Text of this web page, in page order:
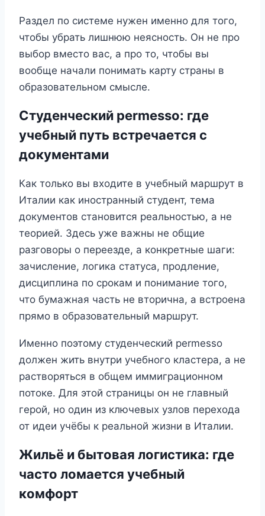
Раздел по системе нужен именно для того,
чтобы убрать лишнюю неясность. Он не про
выбор вместо вас, а про то, чтобы вы
вообще начали понимать карту страны в
образовательном смысле.
Студенческий permesso: где
учебный путь встречается с
документами
Как только вы входите в учебный маршрут в
Италии как иностранный студент, тема
документов становится реальностью, а не
теорией. Здесь уже важны не общие
разговоры о переезде, а конкретные шаги:
зачисление, логика статуса, продление,
дисциплина по срокам и понимание того,
что бумажная часть не вторична, а встроена
прямо в образовательный маршрут.
Именно поэтому студенческий permesso
должен жить внутри учебного кластера, а не
растворяться в общем иммиграционном
потоке. Для этой страницы он не главный
герой, но один из ключевых узлов перехода
от идеи учёбы к реальной жизни в Италии.
Жильё и бытовая логистика: где
часто ломается учебный
комфорт